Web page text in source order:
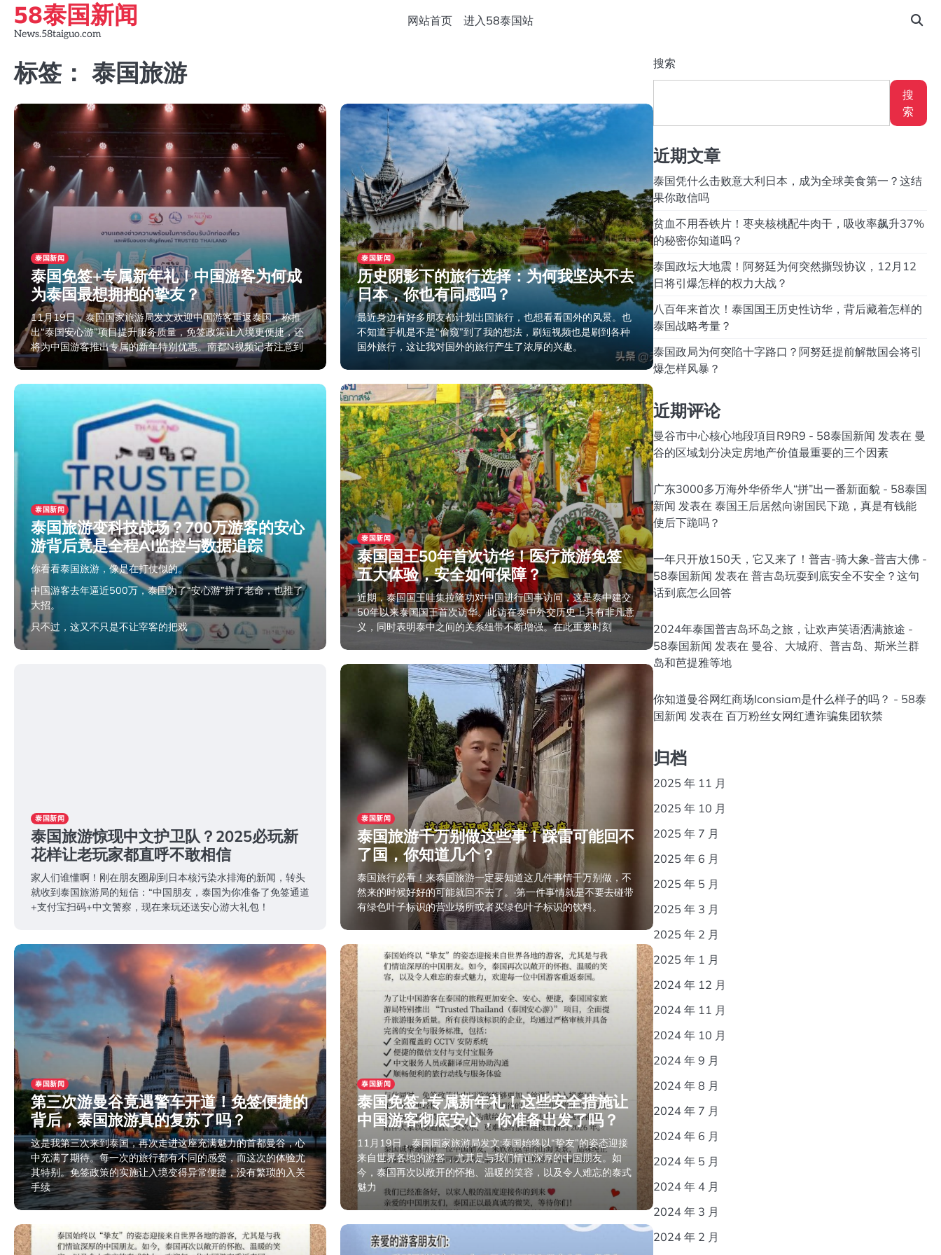
Skip
content
58泰国新闻
News.58taiguo.com
网站首页 进入58泰国站
标签： 泰国旅游
泰国新闻
泰国免签+专属新年礼！中国游客为何成
为泰国最想拥抱的挚友？
11月19日，泰国国家旅游局发文欢迎中国游客重返泰国，称推
出“泰国安心游”项目提升服务质量，免签政策让入境更便捷，还
将为中国游客推出专属的新年特别优惠。南都N视频记者注意到
2025年11月24日
泰国新闻
历史阴影下的旅行选择：为何我坚决不去
日本，你也有同感吗？
最近身边有好多朋友都计划出国旅行，也想看看国外的风景。也
不知道手机是不是“偷窥”到了我的想法，刷短视频也是刷到各种
国外旅行，这让我对国外的旅行产生了浓厚的兴趣。
2025年11月24日
泰国新闻
泰国旅游变科技战场？700万游客的安心
游背后竟是全程AI监控与数据追踪
你看看泰国旅游，像是在打仗似的。
中国游客去年逼近500万，泰国为了“安心游”拼了老命，也推了
大招。
只不过，这又不只是不让宰客的把戏
2025年11月24日
泰国新闻
泰国国王50年首次访华！医疗旅游免签
五大体验，安全如何保障？
近期，泰国国王哇集拉隆功对中国进行国事访问，这是泰中建交
50年以来泰国国王首次访华。此访在泰中外交历史上具有非凡意
义，同时表明泰中之间的关系纽带不断增强。在此重要时刻
2025年11月24日
泰国新闻
泰国旅游惊现中文护卫队？2025必玩新
花样让老玩家都直呼不敢相信
家人们谁懂啊！刚在朋友圈刷到日本核污染水排海的新闻，转头
就收到泰国旅游局的短信：“中国朋友，泰国为你准备了免签通道
+支付宝扫码+中文警察，现在来玩还送安心游大礼包！
泰国新闻
泰国旅游千万别做这些事！踩雷可能回不
了国，你知道几个？
泰国旅行必看！来泰国旅游一定要知道这几件事情千万别做，不
然来的时候好好的可能就回不去了。·第一件事情就是不要去碰带
有绿色叶子标识的营业场所或者买绿色叶子标识的饮料。
2025年11月24日
泰国新闻
第三次游曼谷竟遇警车开道！免签便捷的
背后，泰国旅游真的复苏了吗？
这是我第三次来到泰国，再次走进这座充满魅力的首都曼谷，心
中充满了期待。每一次的旅行都有不同的感受，而这次的体验尤
其特别。免签政策的实施让入境变得异常便捷，没有繁琐的入关
手续
2025年11月24日
泰国新闻
泰国免签+专属新年礼！这些安全措施让
中国游客彻底安心，你准备出发了吗？
11月19日，泰国国家旅游局发文:泰国始终以“挚友”的姿态迎接
来自世界各地的游客，尤其是与我们情谊深厚的中国朋友。如
今，泰国再次以敞开的怀抱、温暖的笑容，以及令人难忘的泰式
魅力
2025年11月23日
搜索
搜
索
近期文章
泰国凭什么击败意大利日本，成为全球美食第一？这结
果你敢信吗
贫血不用吞铁片！枣夹核桃配牛肉干，吸收率飙升37%
的秘密你知道吗？
泰国政坛大地震！阿努廷为何突然撕毁协议，12月12
日将引爆怎样的权力大战？
八百年来首次！泰国国王历史性访华，背后藏着怎样的
泰国战略考量？
泰国政局为何突陷十字路口？阿努廷提前解散国会将引
爆怎样风暴？
近期评论
曼谷市中心核心地段項目R9R9 - 58泰国新闻 发表在 曼
谷的区域划分决定房地产价值最重要的三个因素
广东3000多万海外华侨华人“拼”出一番新面貌 - 58泰国
新闻 发表在 泰国王后居然向谢国民下跪，真是有钱能
使后下跪吗？
一年只开放150天，它又来了！普吉-骑大象-普吉大佛 -
58泰国新闻 发表在 普吉岛玩耍到底安全不安全？这句
话到底怎么回答
2024年泰国普吉岛环岛之旅，让欢声笑语洒满旅途 -
58泰国新闻 发表在 曼谷、大城府、普吉岛、斯米兰群
岛和芭提雅等地
你知道曼谷网红商场Iconsiam是什么样子的吗？ - 58泰
国新闻 发表在 百万粉丝女网红遭诈骗集团软禁
归档
2025 年 11 月
2025 年 10 月
2025 年 7 月
2025 年 6 月
2025 年 5 月
2025 年 3 月
2025 年 2 月
2025 年 1 月
2024 年 12 月
2024 年 11 月
2024 年 10 月
2024 年 9 月
2024 年 8 月
2024 年 7 月
2024 年 6 月
2024 年 5 月
2024 年 4 月
2024 年 3 月
2024 年 2 月